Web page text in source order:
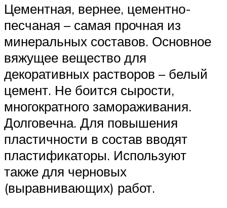
Цементная, вернее, цементно-
песчаная – самая прочная из
минеральных составов. Основное
вяжущее вещество для
декоративных растворов – белый
цемент. Не боится сырости,
многократного замораживания.
Долговечна. Для повышения
пластичности в состав вводят
пластификаторы. Используют
также для черновых
(выравнивающих) работ.